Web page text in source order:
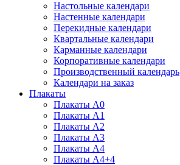
Настольные календари
Настенные календари
Перекидные календари
Квартальные календари
Карманные календари
Корпоративные календари
Производственный календарь
Календари на заказ
Плакаты
Плакаты А0
Плакаты А1
Плакаты А2
Плакаты А3
Плакаты А4
Плакаты А4+4